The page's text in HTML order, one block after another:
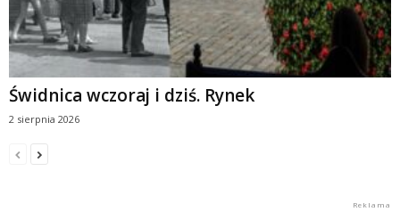
Świdnica wczoraj i dziś. Rynek
2 sierpnia 2026